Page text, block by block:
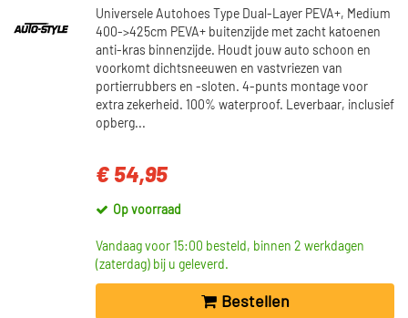
Universele Autohoes Type Dual-Layer PEVA+, Medium
400->425cm PEVA+ buitenzijde met zacht katoenen
anti-kras binnenzijde. Houdt jouw auto schoon en
voorkomt dichtsneeuwen en vastvriezen van
portierrubbers en -sloten. 4-punts montage voor
extra zekerheid. 100% waterproof. Leverbaar, inclusief
opberg...
€ 54,95
Op voorraad
Vandaag voor 15:00 besteld, binnen 2 werkdagen
(zaterdag) bij u geleverd.
Bestellen